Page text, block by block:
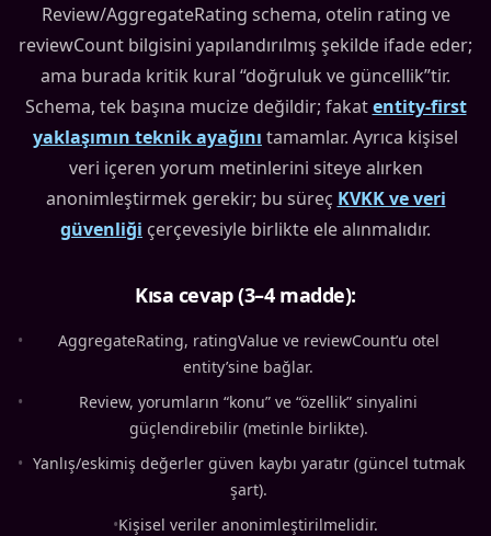
Review/AggregateRating schema, otelin rating ve
reviewCount bilgisini yapılandırılmış şekilde ifade eder;
ama burada kritik kural “doğruluk ve güncellik”tir.
Schema, tek başına mucize değildir; fakatentity-first
yaklaşımın teknik ayağını tamamlar. Ayrıca kişisel
veri içeren yorum metinlerini siteye alırken
anonimleştirmek gerekir; bu süreç KVKK ve veri
güvenliği çerçevesiyle birlikte ele alınmalıdır.
Kısa cevap (3–4 madde):
•
AggregateRating, ratingValue ve reviewCount’u otel
entity’sine bağlar.
•
Review, yorumların “konu” ve “özellik” sinyalini
güçlendirebilir (metinle birlikte).
• Yanlış/eskimiş değerler güven kaybı yaratır (güncel tutmak
şart).
•Kişisel veriler anonimleştirilmelidir.